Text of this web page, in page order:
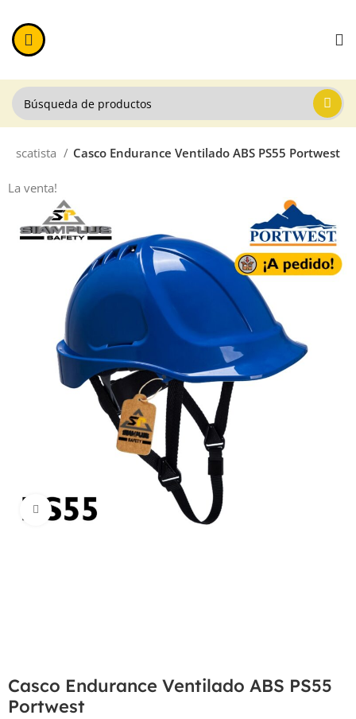
Casco Endurance Ventilado ABS PS55 Portwest
La venta!
Haga Click para agrandar
Casco Endurance Ventilado ABS PS55
Portwest